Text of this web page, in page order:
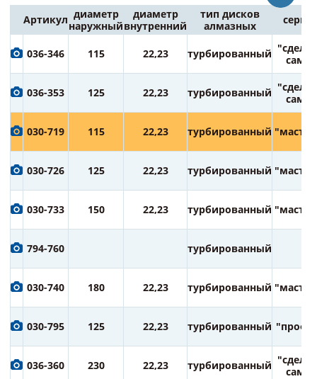
Артикул диаметр
наружный
диаметр
внутренний
тип дисков
алмазных
серия
036-346 115 22,23 турбированный
сам"
036-353 125 22,23 турбированный
сам"
030-719 115 22,23 турбированный
030-726 125 22,23 турбированный
030-733 150 22,23 турбированный
794-760 турбированный
030-740 180 22,23 турбированный
030-795 125 22,23 турбированный
036-360 230 22,23 турбированный
сам"